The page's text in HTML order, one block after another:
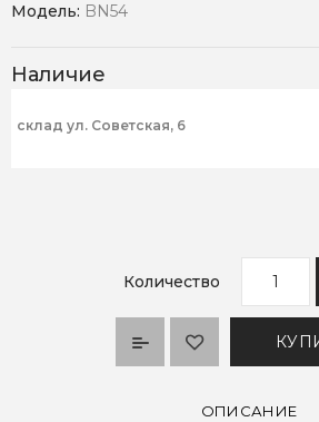
Модель: BN54
Наличие
склад ул. Советская, 6
Количество
ОПИСАНИЕ